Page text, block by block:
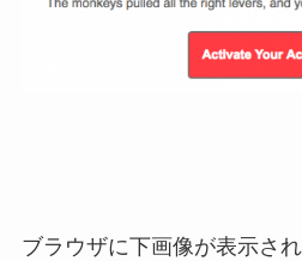
ブラウザに下画像が表示さ